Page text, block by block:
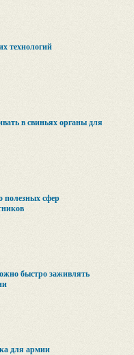
технологий
в свиньях органы для
полезных сфер
быстро заживлять
для армии